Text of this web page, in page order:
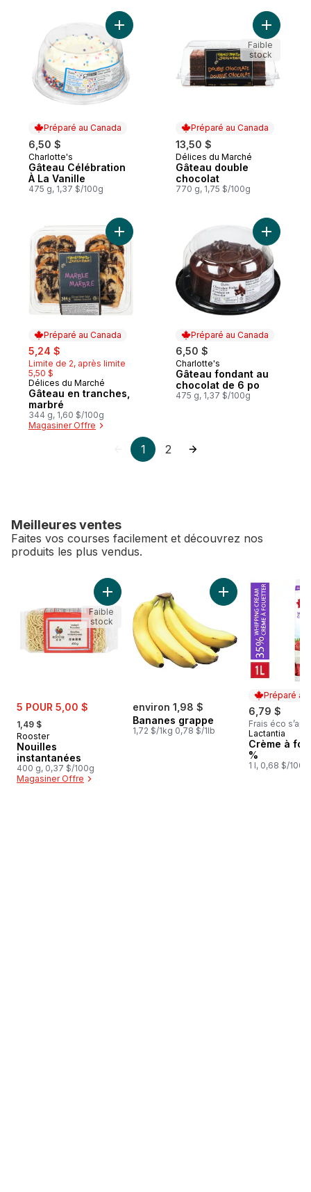
Préparé au Canada
6,50 $
Préparé au Canada
Charlotte's
Gâteau Célébration
À La Vanille
475 g, 1,37 $/100g
Ajouter Gâteau Célébration À La Vanille
Préparé au Canada
13,50 $
Préparé au Canada
Délices du Marché
Gâteau double
chocolat
770 g, 1,75 $/100g
Ajouter
Faible
stock
Préparé au Canada
sale:
5,24 $
Limite de 2, après limite
5,50 $
Préparé au Canada
Délices du Marché
Gâteau en tranches,
marbré
344 g, 1,60 $/100g
Magasiner Offre
Ajouter Gâteau en tranches, marbré au
Préparé au Canada
6,50 $
Préparé au Canada
Charlotte's
Gâteau fondant au
chocolat de 6 po
475 g, 1,37 $/100g
Ajouter
1 2
Meilleures ventes
Faites vos courses facilement et découvrez nos
produits les plus vendus.
sauter Meilleures ventes
sale:
5 POUR 5,00 $
, formerly:
1,49 $
Rooster
Nouilles
instantanées
400 g, 0,37 $/100g
Magasiner Offre
Ajouter Nouilles instantanées au panier
Faible
stock
environ 1,98 $
Bananes grappe
1,72 $/1kg 0,78 $/1lb
Ajouter Bananes
Préparé au
6,79 $
Frais éco
Préparé au
Lactantia
Crème à
%
1 l, 0,68 $/